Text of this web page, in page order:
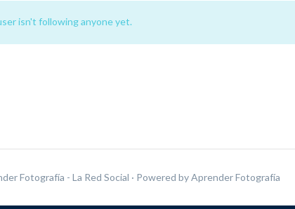
isn't following anyone yet.
Fotografía - La Red Social · Powered byAprender Fotografía